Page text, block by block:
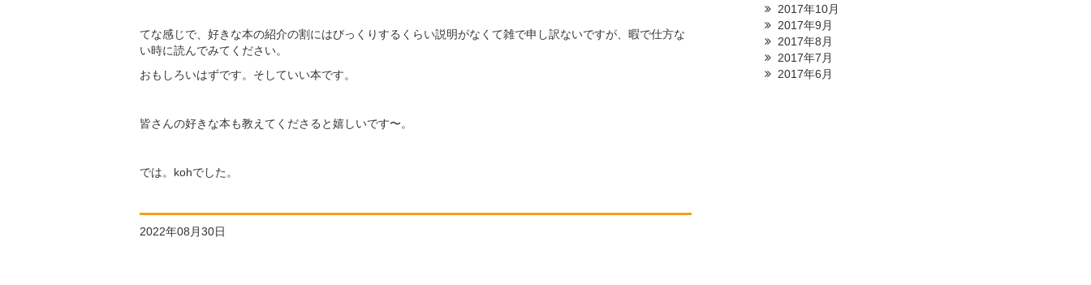
てな感じで、好きな本の紹介の割にはびっくりするくらい説明がなくて雑で申し訳ないですが、暇で仕方な
い時に読んでみてください。
おもしろいはずです。そしていい本です。
皆さんの好きな本も教えてくださると嬉しいです〜。
では。kohでした。
2022年08月30日
2017年10月
2017年9月
2017年8月
2017年7月
2017年6月